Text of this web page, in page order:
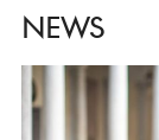
NEWS